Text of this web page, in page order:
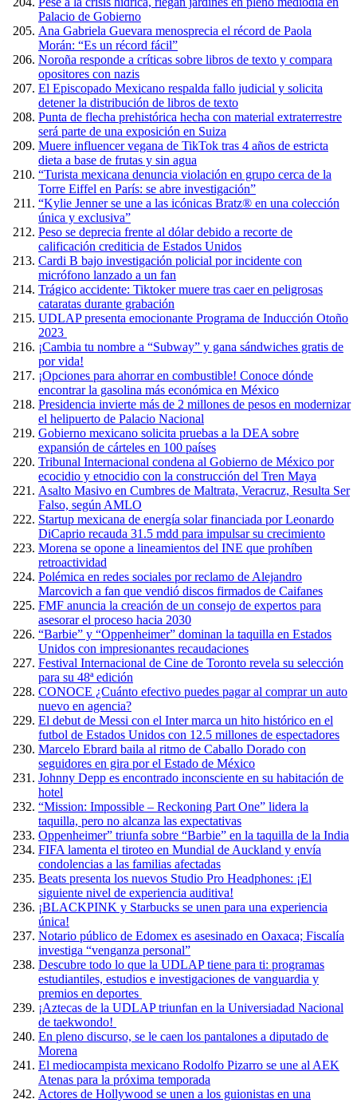
Palacio de Gobierno
Ana Gabriela Guevara menosprecia el récord de Paola
Morán: “Es un récord fácil”
Noroña responde a críticas sobre libros de texto y compara
opositores con nazis
El Episcopado Mexicano respalda fallo judicial y solicita
detener la distribución de libros de texto
Punta de flecha prehistórica hecha con material extraterrestre
será parte de una exposición en Suiza
Muere influencer vegana de TikTok tras 4 años de estricta
dieta a base de frutas y sin agua
“Turista mexicana denuncia violación en grupo cerca de la
Torre Eiffel en París: se abre investigación”
“Kylie Jenner se une a las icónicas Bratz® en una colección
única y exclusiva”
Peso se deprecia frente al dólar debido a recorte de
calificación crediticia de Estados Unidos
Cardi B bajo investigación policial por incidente con
micrófono lanzado a un fan
Trágico accidente: Tiktoker muere tras caer en peligrosas
cataratas durante grabación
UDLAP presenta emocionante Programa de Inducción Otoño
2023
¡Cambia tu nombre a “Subway” y gana sándwiches gratis de
por vida!
¡Opciones para ahorrar en combustible! Conoce dónde
encontrar la gasolina más económica en México
Presidencia invierte más de 2 millones de pesos en modernizar
el helipuerto de Palacio Nacional
Gobierno mexicano solicita pruebas a la DEA sobre
expansión de cárteles en 100 países
Tribunal Internacional condena al Gobierno de México por
ecocidio y etnocidio con la construcción del Tren Maya
Asalto Masivo en Cumbres de Maltrata, Veracruz, Resulta Ser
Falso, según AMLO
Startup mexicana de energía solar financiada por Leonardo
DiCaprio recauda 31.5 mdd para impulsar su crecimiento
Morena se opone a lineamientos del INE que prohíben
retroactividad
Polémica en redes sociales por reclamo de Alejandro
Marcovich a fan que vendió discos firmados de Caifanes
FMF anuncia la creación de un consejo de expertos para
asesorar el proceso hacia 2030
“Barbie” y “Oppenheimer” dominan la taquilla en Estados
Unidos con impresionantes recaudaciones
Festival Internacional de Cine de Toronto revela su selección
para su 48ª edición
CONOCE ¿Cuánto efectivo puedes pagar al comprar un auto
nuevo en agencia?
El debut de Messi con el Inter marca un hito histórico en el
futbol de Estados Unidos con 12.5 millones de espectadores
Marcelo Ebrard baila al ritmo de Caballo Dorado con
seguidores en gira por el Estado de México
Johnny Depp es encontrado inconsciente en su habitación de
hotel
“Mission: Impossible – Reckoning Part One” lidera la
taquilla, pero no alcanza las expectativas
Oppenheimer” triunfa sobre “Barbie” en la taquilla de la India
FIFA lamenta el tiroteo en Mundial de Auckland y envía
condolencias a las familias afectadas
Beats presenta los nuevos Studio Pro Headphones: ¡El
siguiente nivel de experiencia auditiva!
¡BLACKPINK y Starbucks se unen para una experiencia
única!
Notario público de Edomex es asesinado en Oaxaca; Fiscalía
investiga “venganza personal”
Descubre todo lo que la UDLAP tiene para ti: programas
estudiantiles, estudios e investigaciones de vanguardia y
premios en deportes
¡Aztecas de la UDLAP triunfan en la Universiadad Nacional
de taekwondo!
En pleno discurso, se le caen los pantalones a diputado de
Morena
El mediocampista mexicano Rodolfo Pizarro se une al AEK
Atenas para la próxima temporada
Actores de Hollywood se unen a los guionistas en una